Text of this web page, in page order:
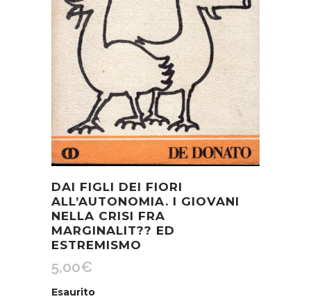
DAI FIGLI DEI FIORI
ALL’AUTONOMIA. I GIOVANI
NELLA CRISI FRA
MARGINALIT?? ED
ESTREMISMO
5,00€
Esaurito